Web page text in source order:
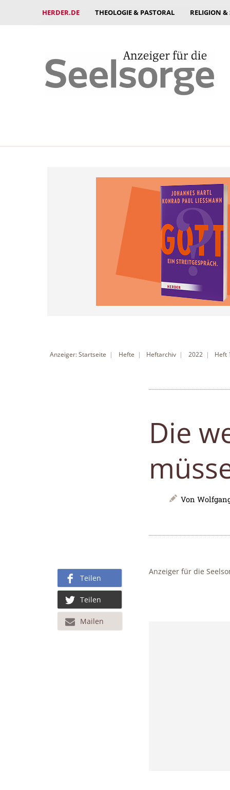
HERDER.DE THEOLOGIE & PASTORAL RELIGION
Anzeiger: Startseite Hefte Heftarchiv 2022 Heft
Die
Von
Anzeiger für die
Teilen
Teilen
Mailen